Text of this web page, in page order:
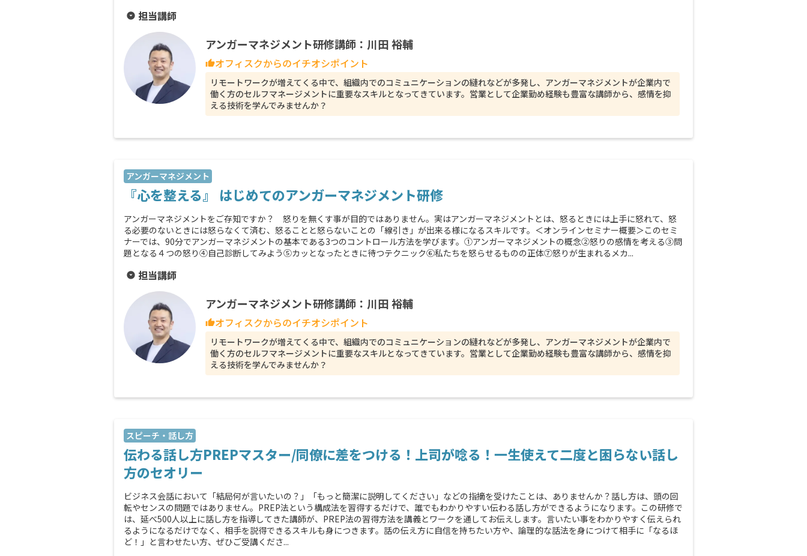
arrow_drop_down_circle 担当講師
アンガーマネジメント研修講師：川田 裕輔
thumb_upオフィスクからのイチオシポイント
リモートワークが増えてくる中で、組織内でのコミュニケーションの縺れなどが多発し、アンガーマネジメントが企業内で
働く方のセルフマネージメントに重要なスキルとなってきています。営業として企業勤め経験も豊富な講師から、感情を抑
える技術を学んでみませんか？
アンガーマネジメント
『心を整える』 はじめてのアンガーマネジメント研修
アンガーマネジメントをご存知ですか？ 怒りを無くす事が目的ではありません。実はアンガーマネジメントとは、怒るときには上手に怒れて、怒
る必要のないときには怒らなくて済む、怒ることと怒らないことの「線引き」が出来る様になるスキルです。＜オンラインセミナー概要＞このセミ
ナーでは、90分でアンガーマネジメントの基本である3つのコントロール方法を学びます。①アンガーマネジメントの概念②怒りの感情を考える③問
題となる４つの怒り④自己診断してみよう⑤カッとなったときに待つテクニック⑥私たちを怒らせるものの正体⑦怒りが生まれるメカ...
arrow_drop_down_circle 担当講師
アンガーマネジメント研修講師：川田 裕輔
thumb_upオフィスクからのイチオシポイント
リモートワークが増えてくる中で、組織内でのコミュニケーションの縺れなどが多発し、アンガーマネジメントが企業内で
働く方のセルフマネージメントに重要なスキルとなってきています。営業として企業勤め経験も豊富な講師から、感情を抑
える技術を学んでみませんか？
スピーチ・話し方
伝わる話し方PREPマスター/同僚に差をつける！上司が唸る！一生使えて二度と困らない話し
方のセオリー
ビジネス会話において「結局何が言いたいの？」「もっと簡潔に説明してください」などの指摘を受けたことは、ありませんか？話し方は、頭の回
転やセンスの問題ではありません。PREP法という構成法を習得するだけで、誰でもわかりやすい伝わる話し方ができるようになります。この研修で
は、延べ500人以上に話し方を指導してきた講師が、PREP法の習得方法を講義とワークを通してお伝えします。言いたい事をわかりやすく伝えられ
るようになるだけでなく、相手を説得できるスキルも身につきます。話の伝え方に自信を持ちたい方や、論理的な話法を身につけて相手に「なるほ
ど！」と言わせたい方、ぜひご受講くださ...